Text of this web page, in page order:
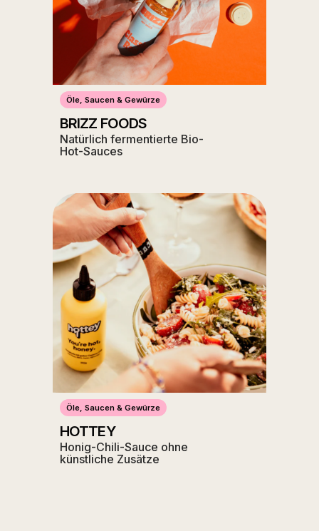
Öle, Saucen & Gewürze
BRIZZ FOODS
Natürlich fermentierte Bio-
Hot-Sauces
Öle, Saucen & Gewürze
HOTTEY
Honig-Chili-Sauce ohne
künstliche Zusätze